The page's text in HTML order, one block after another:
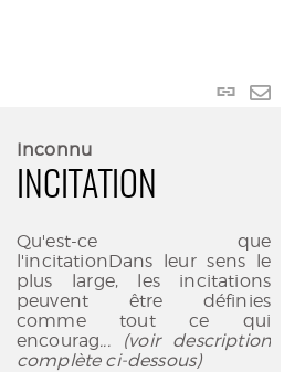
Lien
Inconnu
INCITATION
Qu'est-ce que
l'incitationDans leur sens le
plus large, les incitations
peuvent être définies
comme tout ce qui
encourag... (voir description
complète ci-dessous)